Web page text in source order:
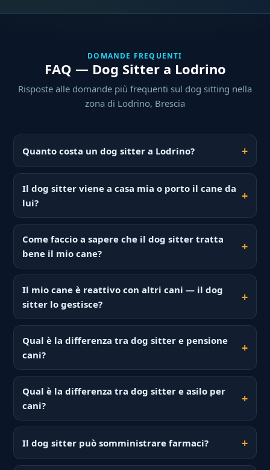
DOMANDE FREQUENTI
FAQ — Dog Sitter a Lodrino
Risposte alle domande più frequenti sul dog sitting nella
zona di Lodrino, Brescia
Quanto costa un dog sitter a Lodrino?
Il dog sitter viene a casa mia o porto il cane da
lui?
Come faccio a sapere che il dog sitter tratta
bene il mio cane?
Il mio cane è reattivo con altri cani — il dog
sitter lo gestisce?
Qual è la differenza tra dog sitter e pensione
cani?
Qual è la differenza tra dog sitter e asilo per
cani?
Il dog sitter può somministrare farmaci?